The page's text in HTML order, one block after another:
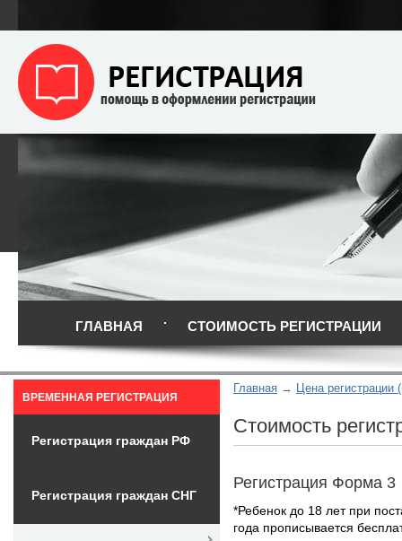
ГЛАВНАЯ СТОИМОСТЬ РЕГИСТРАЦИИ
Главная Цена регистрации
Стоимость
Регистрация Форма 3
*Ребенок до 18 лет при
года прописывается
ВРЕМЕННАЯ РЕГИСТРАЦИЯ
Регистрация граждан РФ
Регистрация граждан СНГ